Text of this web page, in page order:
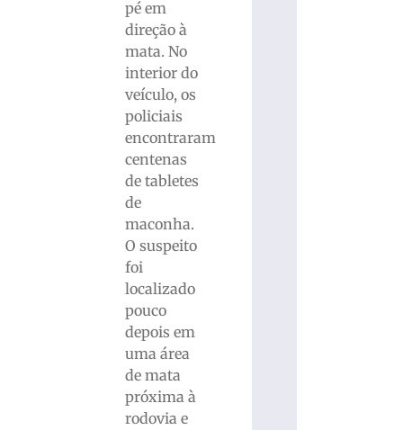
pé em
direção à
mata. No
interior do
veículo, os
policiais
encontraram
centenas
de tabletes
de
maconha.
O suspeito
foi
localizado
pouco
depois em
uma área
de mata
próxima à
rodovia e